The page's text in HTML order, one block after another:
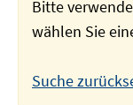
Bitte
wählen Sie
Suche